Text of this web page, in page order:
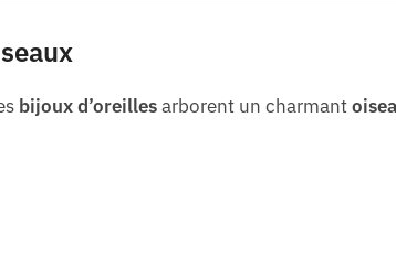
bijoux d’oreillesarborent un charmant